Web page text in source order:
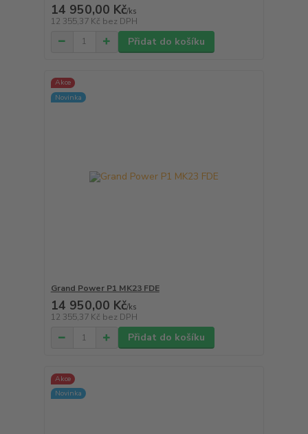
14 950,00 Kč/ks
12 355,37 Kč bez DPH
Přidat do košíku
Akce
Novinka
Grand Power P1 MK23 FDE
14 950,00 Kč/ks
12 355,37 Kč bez DPH
Přidat do košíku
Akce
Novinka